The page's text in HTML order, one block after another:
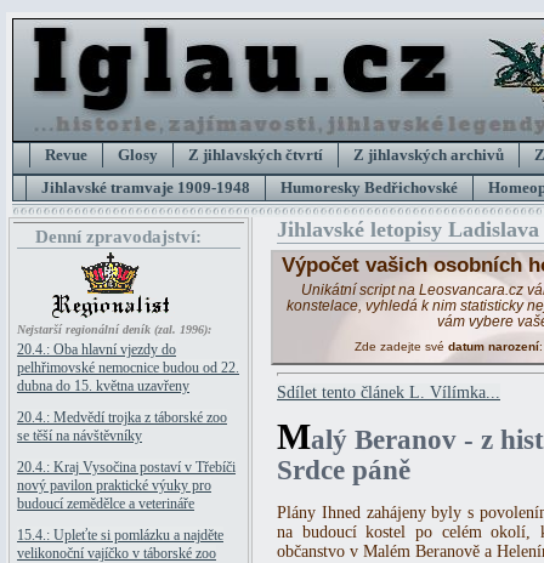
Revue Glosy Z jihlavských čtvrtí Z jihlavských archivů
Jihlavské tramvaje 1909-1948
Humoresky Bedřichovské
Denní zpravodajství:
Nejstarší regionální deník (zal. 1996):
20.4.: Oba hlavní vjezdy do
pelhřimovské nemocnice budou od 22.
dubna do 15. května uzavřeny
20.4.: Medvědí trojka z táborské zoo
se těší na návštěvníky
20.4.: Kraj Vysočina postaví v Třebíči
nový pavilon praktické výuky pro
budoucí zemědělce a veterináře
15.4.: Upleťte si pomlázku a najděte
velikonoční vajíčko v táborské zoo
Jihlavské letopisy
Výpočet vašich osobních
Unikátní script na Leosvancara.cz
konstelace, vyhledá k nim statisticky
vám vybere
Zde zadejte své datum narození
Sdílet tento článek L. Vílímka...
Malý Beranov - z
Srdce páně
Plány Ihned zahájeny byly s
na budoucí kostel po celém okolí,
občanstvo v Malém Beranově a